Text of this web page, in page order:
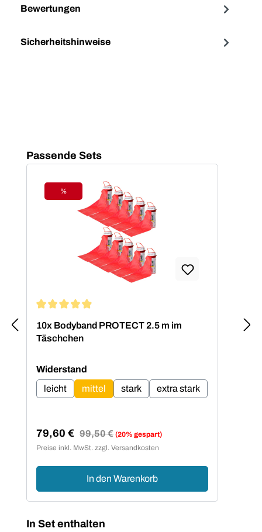
Bewertungen
Sicherheitshinweise
Produktgalerie überspringen
Passende Sets
Rabatt
%
Durchschnittliche Bewertung von 4.92 von 5 Sternen
10x Bodyband PROTECT 2.5 m im
Täschchen
Widerstand
leicht
mittel stark extra stark
Verkaufspreis:
79,60 € Regulärer Preis:
99,50 € (20% gespart)
Preise inkl. MwSt. zzgl. Versandkosten
In den Warenkorb
Produktgalerie überspringen
In Set enthalten